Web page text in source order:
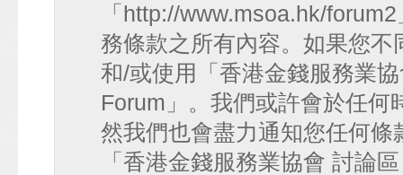
「http://www.msoa.hk/
務條款之所有內容。如果您
和/或使用「香港金錢服務業
Forum」。我們或許會於任何
然我們也會盡力通知您任何
「香港金錢服務業協會 討論